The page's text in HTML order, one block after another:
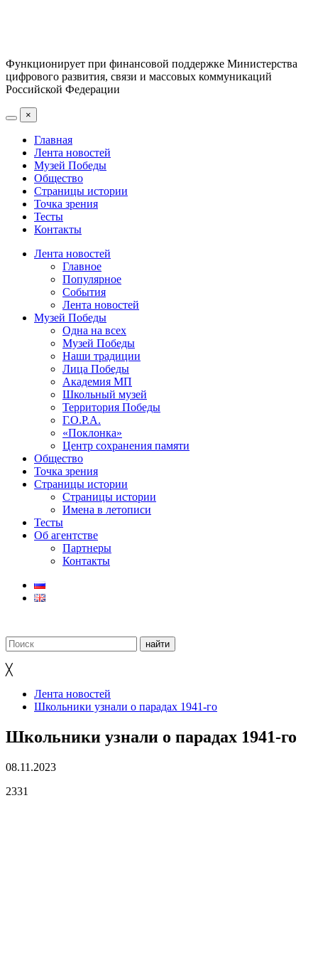
Функционирует при финансовой поддержке Министерства
цифрового развития, связи и массовых коммуникаций
Российской Федерации
×
Главная
Лента новостей
Музей Победы
Общество
Страницы истории
Точка зрения
Тесты
Контакты
Лента новостей
Главное
Популярное
События
Лента новостей
Музей Победы
Одна на всех
Музей Победы
Наши традиции
Лица Победы
Академия МП
Школьный музей
Территория Победы
Г.О.Р.А.
«Поклонка»
Центр сохранения памяти
Общество
Точка зрения
Страницы истории
Страницы истории
Имена в летописи
Тесты
Об агентстве
Партнеры
Контакты
╳
Лента новостей
Школьники узнали о парадах 1941-го
Школьники узнали о парадах 1941-го
08.11.2023
2331